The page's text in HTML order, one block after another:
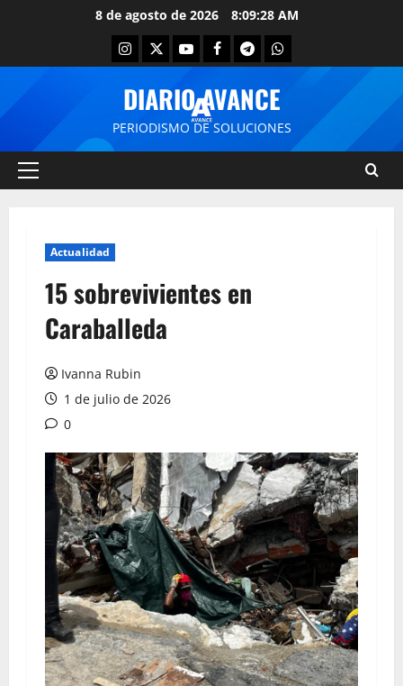
8 de agosto de 2026 8:09:28 AM
DIARIO AVANCE
PERIODISMO DE SOLUCIONES
Actualidad
15 sobrevivientes en
Caraballeda
Ivanna Rubin
1 de julio de 2026
0